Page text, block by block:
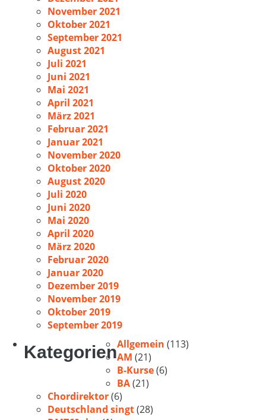
November 2021
Oktober 2021
September 2021
August 2021
Juli 2021
Juni 2021
Mai 2021
April 2021
März 2021
Februar 2021
Januar 2021
November 2020
Oktober 2020
August 2020
Juli 2020
Juni 2020
Mai 2020
April 2020
März 2020
Februar 2020
Januar 2020
Dezember 2019
November 2019
Oktober 2019
September 2019
KategorienAllgemein (113)
AM (21)
B-Kurse(6)
BA(21)
Chordirektor(6)
Deutschland singt(28)